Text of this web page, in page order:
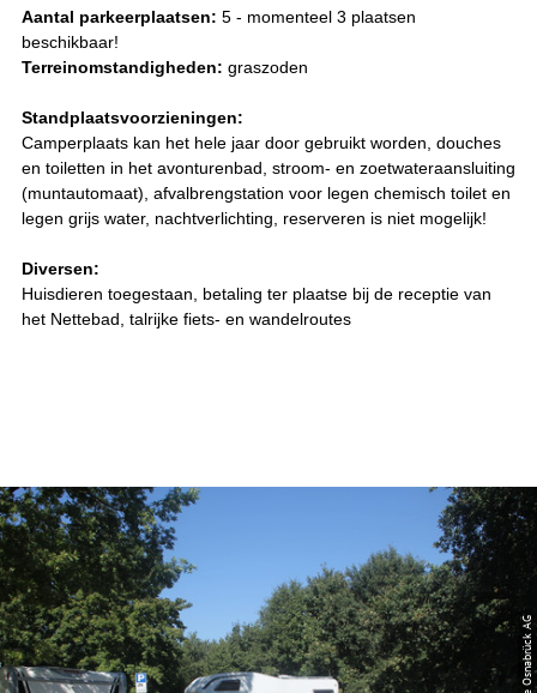
Aantal parkeerplaatsen: 5 - momenteel 3 plaatsen
beschikbaar!
Terreinomstandigheden: graszoden
Standplaatsvoorzieningen:
Camperplaats kan het hele jaar door gebruikt worden, douches
en toiletten in het avonturenbad, stroom- en zoetwateraansluiting
(muntautomaat), afvalbrengstation voor legen chemisch toilet en
legen grijs water, nachtverlichting, reserveren is niet mogelijk!
Diversen:
Huisdieren toegestaan, betaling ter plaatse bij de receptie van
het Nettebad, talrijke fiets- en wandelroutes